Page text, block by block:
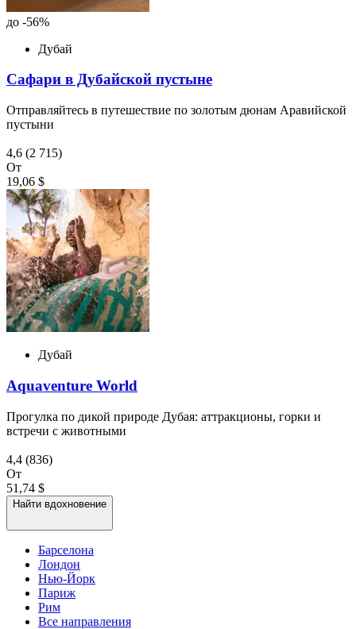
до -56%
Дубай
Сафари в Дубайской пустыне
Отправляйтесь в путешествие по золотым дюнам Аравийской
пустыни
4,6 (2 715)
От
19,06 $
Дубай
Aquaventure World
Прогулка по дикой природе Дубая: аттракционы, горки и
встречи с животными
4,4 (836)
От
51,74 $
Найти вдохновение
Барселона
Лондон
Нью-Йорк
Париж
Рим
Все направления